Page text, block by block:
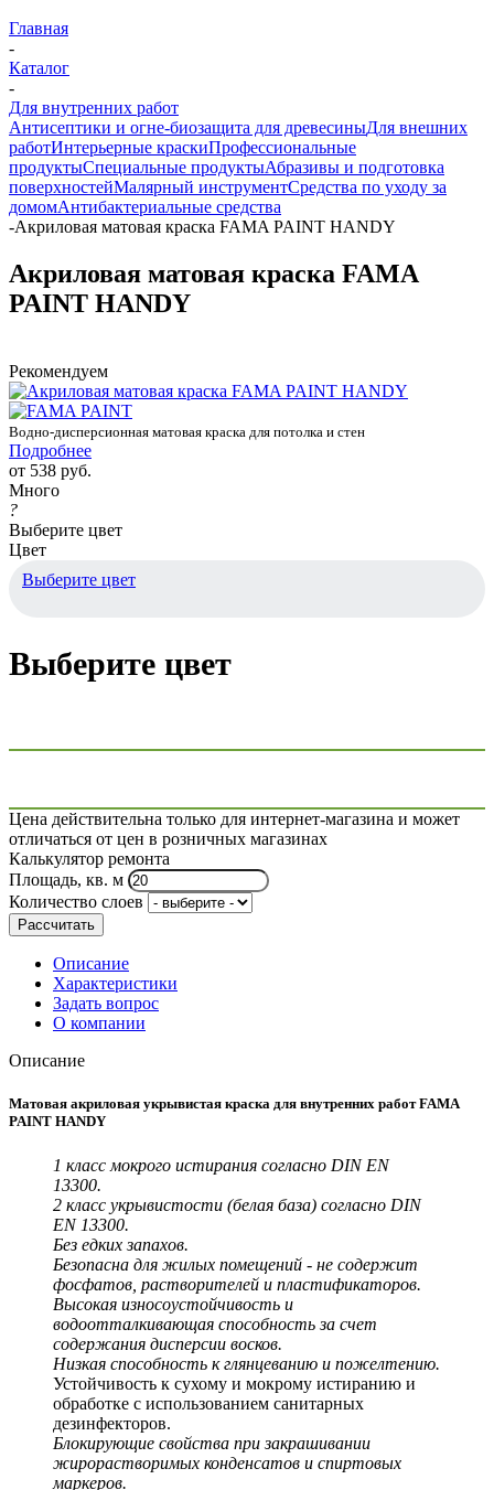
Главная
-
Каталог
-
Для внутренних работ
Антисептики и огне-биозащита для древесиныДля внешних
работИнтерьерные краскиПрофессиональные
продуктыСпециальные продуктыАбразивы и подготовка
поверхностейМалярный инструментСредства по уходу за
домомАнтибактериальные средства
-Акриловая матовая краска FAMA PAINT HANDY
Акриловая матовая краска FAMA
PAINT HANDY
Рекомендуем
Водно-дисперсионная матовая краска для потолка и стен
Подробнее
от 538 руб.
Много
?
Выберите цвет
Цвет
Выберите цвет
Выберите цвет
Цена действительна только для интернет-магазина и может
отличаться от цен в розничных магазинах
Калькулятор ремонта
Площадь, кв. м
Количество слоев
Рассчитать
Описание
Характеристики
Задать вопрос
О компании
Описание
Матовая акриловая укрывистая краска для внутренних работ FAMA
PAINT HANDY
1 класс мокрого истирания согласно DIN EN
13300.
2 класс укрывистости (белая база) согласно DIN
EN 13300.
Без едких запахов.
Безопасна для жилых помещений - не содержит
фосфатов, растворителей и пластификаторов.
Высокая износоустойчивость и
водоотталкивающая способность за счет
содержания дисперсии восков.
Низкая способность к глянцеванию и пожелтению.
Устойчивость к сухому и мокрому истиранию и
обработке с использованием санитарных
дезинфекторов.
Блокирующие свойства при закрашивании
жирорастворимых конденсатов и спиртовых
маркеров.